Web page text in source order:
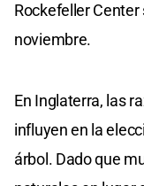
Rockefeller
noviembre.
En Inglaterra, las
influyen en la
árbol. Dado que